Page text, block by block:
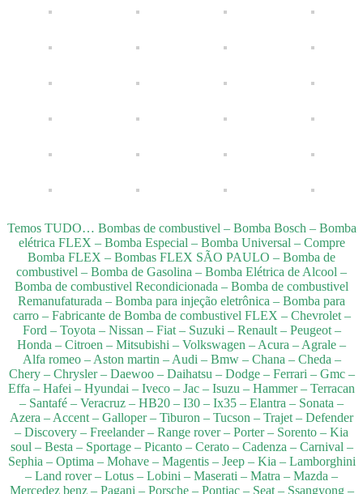
Temos TUDO… Bombas de combustivel – Bomba Bosch – Bomba
elétrica FLEX – Bomba Especial – Bomba Universal – Compre
Bomba FLEX – Bombas FLEX SÃO PAULO – Bomba de
combustivel – Bomba de Gasolina – Bomba Elétrica de Alcool –
Bomba de combustivel Recondicionada – Bomba de combustivel
Remanufaturada – Bomba para injeção eletrônica – Bomba para
carro – Fabricante de Bomba de combustivel FLEX – Chevrolet –
Ford – Toyota – Nissan – Fiat – Suzuki – Renault – Peugeot –
Honda – Citroen – Mitsubishi – Volkswagen – Acura – Agrale –
Alfa romeo – Aston martin – Audi – Bmw – Chana – Cheda –
Chery – Chrysler – Daewoo – Daihatsu – Dodge – Ferrari – Gmc –
Effa – Hafei – Hyundai – Iveco – Jac – Isuzu – Hammer – Terracan
– Santafé – Veracruz – HB20 – I30 – Ix35 – Elantra – Sonata –
Azera – Accent – Galloper – Tiburon – Tucson – Trajet – Defender
– Discovery – Freelander – Range rover – Porter – Sorento – Kia
soul – Besta – Sportage – Picanto – Cerato – Cadenza – Carnival –
Sephia – Optima – Mohave – Magentis – Jeep – Kia – Lamborghini
– Land rover – Lotus – Lobini – Maserati – Matra – Mazda –
Mercedez benz – Pagani – Porsche – Pontiac – Seat – Ssangyong –